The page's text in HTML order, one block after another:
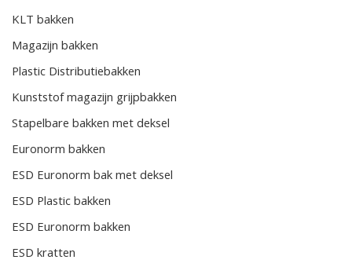
KLT bakken
Magazijn bakken
Plastic Distributiebakken
Kunststof magazijn grijpbakken
Stapelbare bakken met deksel
Euronorm bakken
ESD Euronorm bak met deksel
ESD Plastic bakken
ESD Euronorm bakken
ESD kratten